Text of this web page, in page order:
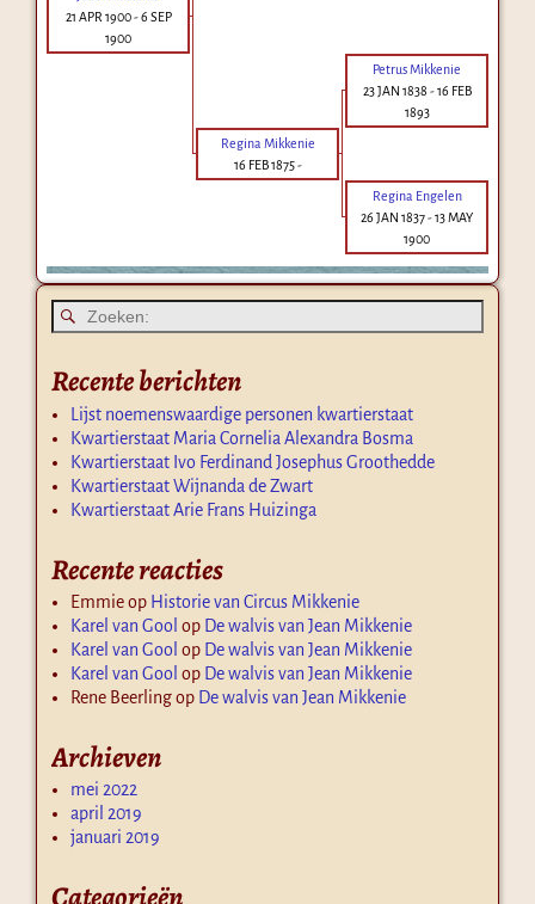
21 APR 1900-6 SEP
1900
Petrus Mikkenie
23 JAN 1838 -16 FEB
1893
Regina Mikkenie
16 FEB 1875-
Regina Engelen
26 JAN 1837-13 MAY
1900
Recente berichten
Lijst noemenswaardige personen kwartierstaat
Kwartierstaat Maria Cornelia Alexandra Bosma
Kwartierstaat Ivo Ferdinand Josephus Groothedde
Kwartierstaat Wijnanda de Zwart
Kwartierstaat Arie Frans Huizinga
Recente reacties
Emmieop Historie van Circus Mikkenie
Karel van Gool op De walvis van Jean Mikkenie
Karel van Gool op De walvis van Jean Mikkenie
Karel van Gool op De walvis van Jean Mikkenie
Rene Beerlingop De walvis van Jean Mikkenie
Archieven
mei 2022
april 2019
januari 2019